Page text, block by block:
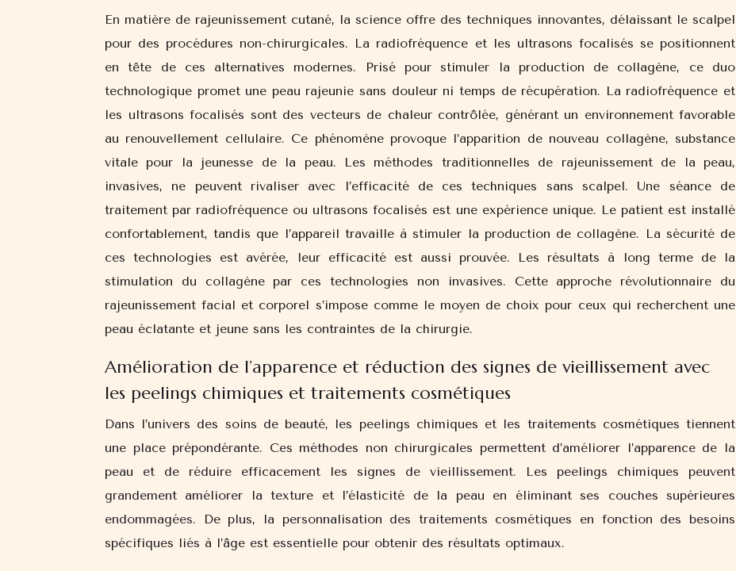
En matière de rajeunissement cutané, la science offre des techniques innovantes, délaissant le scalpel
pour des procédures non-chirurgicales. La radiofréquence et les ultrasons focalisés se positionnent
en tête de ces alternatives modernes. Prisé pour stimuler la production de collagène, ce duo
technologique promet une peau rajeunie sans douleur ni temps de récupération. La radiofréquence et
les ultrasons focalisés sont des vecteurs de chaleur contrôlée, générant un environnement favorable
au renouvellement cellulaire. Ce phénomène provoque l’apparition de nouveau collagène, substance
vitale pour la jeunesse de la peau. Les méthodes traditionnelles de rajeunissement de la peau,
invasives, ne peuvent rivaliser avec l’efficacité de ces techniques sans scalpel. Une séance de
traitement par radiofréquence ou ultrasons focalisés est une expérience unique. Le patient est installé
confortablement, tandis que l’appareil travaille à stimuler la production de collagène. La sécurité de
ces technologies est avérée, leur efficacité est aussi prouvée. Les résultats à long terme de la
stimulation du collagène par ces technologies non invasives. Cette approche révolutionnaire du
rajeunissement facial et corporel s’impose comme le moyen de choix pour ceux qui recherchent une
peau éclatante et jeune sans les contraintes de la chirurgie.
Amélioration de l’apparence et réduction des signes de vieillissement avec
les peelings chimiques et traitements cosmétiques
Dans l’univers des soins de beauté, les peelings chimiques et les traitements cosmétiques tiennent
une place prépondérante. Ces méthodes non chirurgicales permettent d’améliorer l’apparence de la
peau et de réduire efficacement les signes de vieillissement. Les peelings chimiques peuvent
grandement améliorer la texture et l’élasticité de la peau en éliminant ses couches supérieures
endommagées. De plus, la personnalisation des traitements cosmétiques en fonction des besoins
spécifiques liés à l’âge est essentielle pour obtenir des résultats optimaux.